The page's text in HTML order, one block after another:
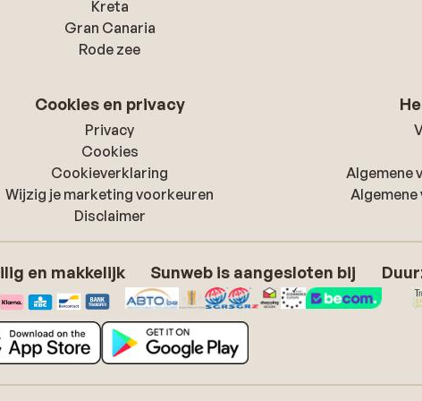
Kreta
Gran Canaria
Rode zee
Cookies en privacy
Privacy
Cookies
Cookieverklaring
Wijzig je marketing voorkeuren
Disclaimer
Algemene
en makkelijk Sunweb is aangesloten bij